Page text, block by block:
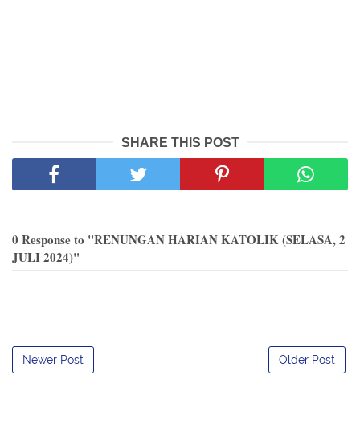
SHARE THIS POST
0 Response to "RENUNGAN HARIAN KATOLIK (SELASA, 2
JULI 2024)"
Newer Post Older Post